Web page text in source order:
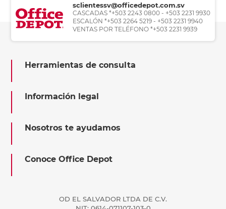
sclientessv@officedepot.com.sv
CASCADAS *+503 2243 0800 - +503 2231 9930
ESCALÓN *+503 2264 5219 - +503 2231 9940
VENTAS POR TELÉFONO *+503 2231 9939
Herramientas de consulta
Información legal
Nosotros te ayudamos
Conoce Office Depot
OD EL SALVADOR LTDA DE C.V.